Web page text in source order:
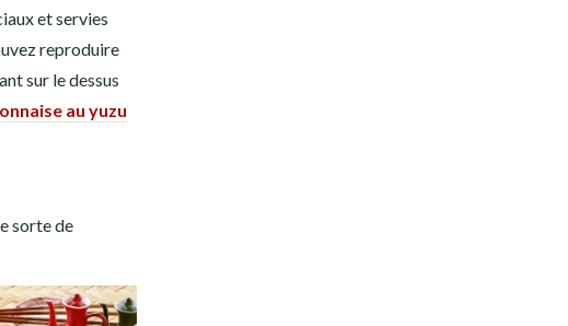
et servies
reproduire
sur le dessus
au yuzu
sorte de